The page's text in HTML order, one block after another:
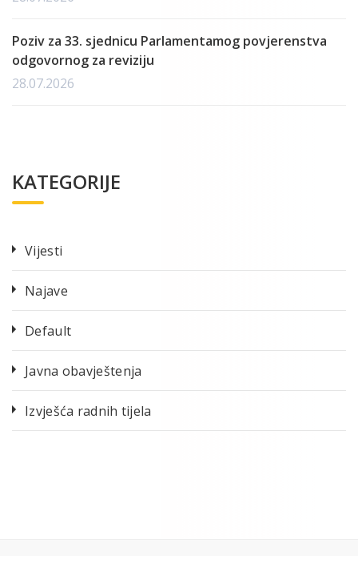
Poziv za 33. sjednicu Parlamentamog povjerenstva
odgovornog za reviziju
28.07.2026
KATEGORIJE
Vijesti
Najave
Default
Javna obavještenja
Izvješća radnih tijela